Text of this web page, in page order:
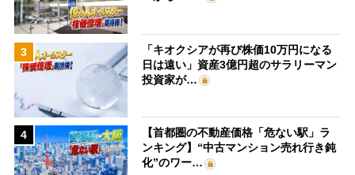
3
「キオクシアが再び株価10万円になる
日は遠い」資産3億円超のサラリーマン
投資家が…
4
【首都圏の不動産価格「危ない駅」ラ
ンキング】“中古マンション売れ行き鈍
化”のワー…